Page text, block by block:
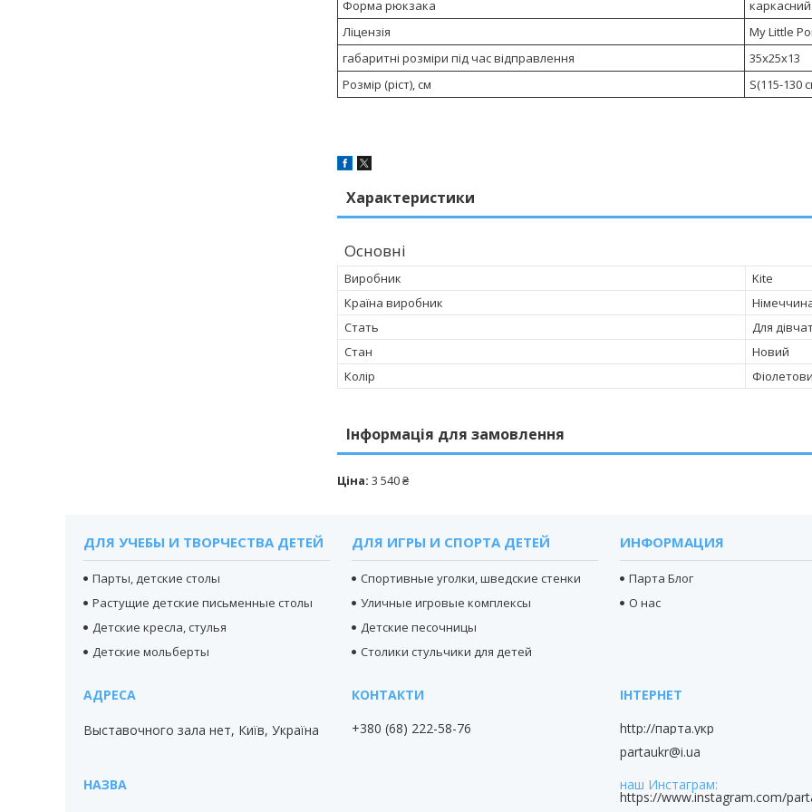
Форма рюкзака
каркасний
Ліцензія
My Little
габаритні розміри під час відправлення
35х25х13
Розмір (ріст), см
S(115-130
Характеристики
Основні
Виробник
Kite
Країна виробник
Стать
Для
Стан
Новий
Колір
Інформація для замовлення
Ціна: 3 540 ₴
ДЛЯ УЧЕБЫ И ТВОРЧЕСТВА ДЕТЕЙ
Парты, детские столы
Растущие детские письменные столы
Детские кресла, стулья
Детские мольберты
ДЛЯ ИГРЫ И СПОРТА ДЕТЕЙ
Спортивные уголки, шведские стенки
Уличные игровые комплексы
Детские песочницы
Столики стульчики для детей
ИНФОРМАЦИЯ
Парта Блог
О нас
Выставочного зала нет, Київ, Україна +380 (68) 222-58-76
http://парта.укр
partaukr@i.ua
наш Инстаграм
https://www.instagram.com/